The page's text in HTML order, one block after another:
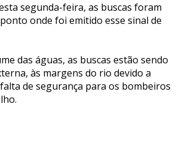
segunda-feira, as buscas foram
onde foi emitido esse sinal de
das águas, as buscas estão sendo
às margens do rio devido a
de segurança para os bombeiros